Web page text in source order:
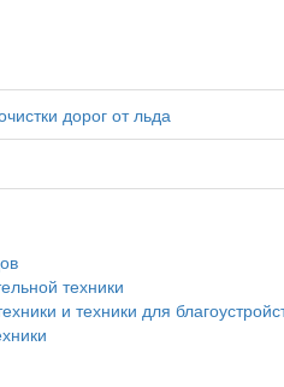
дорог от льда
техники
и техники для